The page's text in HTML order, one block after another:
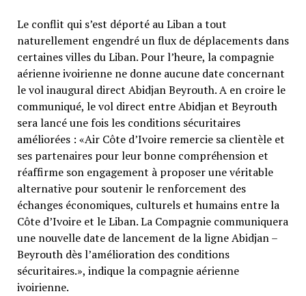
Le conflit qui s’est déporté au Liban a tout
naturellement engendré un flux de déplacements dans
certaines villes du Liban. Pour l’heure, la compagnie
aérienne ivoirienne ne donne aucune date concernant
le vol inaugural direct Abidjan Beyrouth. A en croire le
communiqué, le vol direct entre Abidjan et Beyrouth
sera lancé une fois les conditions sécuritaires
améliorées : «Air Côte d’Ivoire remercie sa clientèle et
ses partenaires pour leur bonne compréhension et
réaffirme son engagement à proposer une véritable
alternative pour soutenir le renforcement des
échanges économiques, culturels et humains entre la
Côte d’Ivoire et le Liban. La Compagnie communiquera
une nouvelle date de lancement de la ligne Abidjan –
Beyrouth dès l’amélioration des conditions
sécuritaires.», indique la compagnie aérienne
ivoirienne.